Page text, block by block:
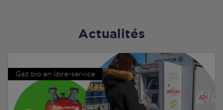
Actualités
Gaz bio en libre-service